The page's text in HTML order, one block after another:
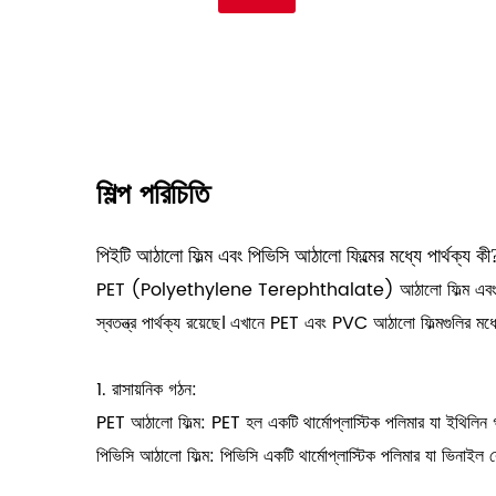
শিল্প পরিচিতি
পিইটি আঠালো ফিল্ম এবং পিভিসি আঠালো ফিল্মের মধ্যে পার্থক্য
PET (Polyethylene Terephthalate) আঠালো ফিল্ম এবং PVC
স্বতন্ত্র পার্থক্য রয়েছে। এখানে PET এবং PVC আঠালো ফিল্মগুলির
1. রাসায়নিক গঠন:
PET আঠালো ফিল্ম: PET হল একটি থার্মোপ্লাস্টিক পলিমার যা
পিভিসি আঠালো ফিল্ম: পিভিসি একটি থার্মোপ্লাস্টিক পলিমার যা